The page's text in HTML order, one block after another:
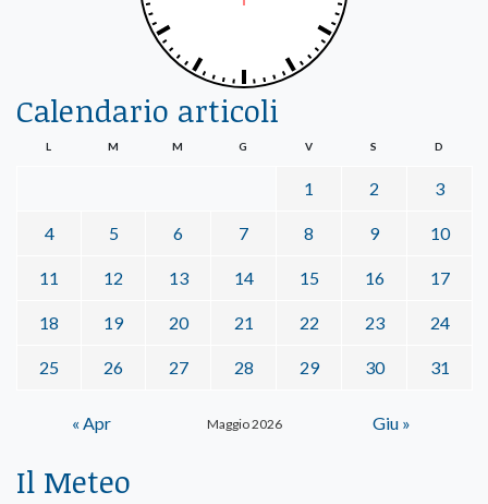
Calendario articoli
Maggio 2026
L M M G V S D
1 2 3
4 5 6 7 8 9 10
11 12 13 14 15 16 17
18 19 20 21 22 23 24
25 26 27 28 29 30 31
« Apr Giu »
Il Meteo